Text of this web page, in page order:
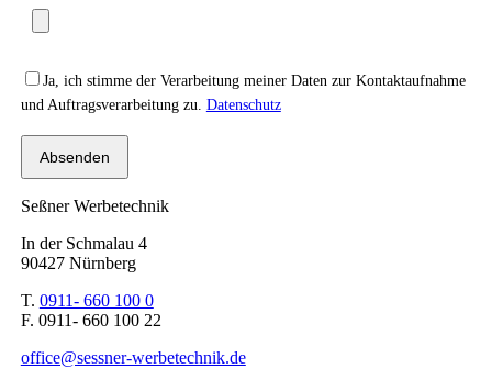
Ja, ich stimme der Verarbeitung meiner Daten zur Kontaktaufnahme
und Auftragsverarbeitung zu. Datenschutz
Seßner Werbetechnik
In der Schmalau 4
90427 Nürnberg
T. 0911- 660 100 0
F. 0911- 660 100 22
office@sessner-werbetechnik.de